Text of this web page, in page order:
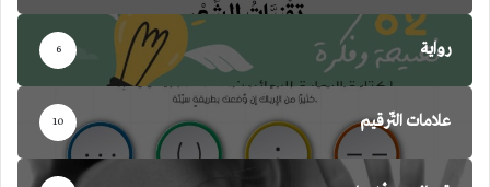
رواية 6
علامات التّرقيم 10